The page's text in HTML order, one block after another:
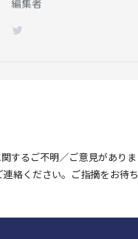
するご不明／ご意見がありま
連絡ください。ご指摘をお待